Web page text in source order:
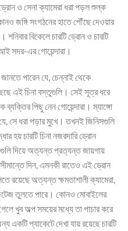
ড্রোন ও সেনা ক্যামেরা ধরা পড়ল শুল্ক
জঙ্গি সংগঠনের হাতে পৌঁছে দেওয়ার
বিকেলে চারটি ড্রোন ও চারটি
সদর-এর গোয়েন্দারা।
পারেন যে, চেন্নাই থেকে
এই চিনা বস্তুগুলি। সেই সূত্র ধরে
পিছু নেন গোয়েন্দারা। ম্যাঙ্গো
সে ধরা পড়ার মুখে। তখনই জিনিসগুলি
হয় চারটি চিনা নজরদারি ড্রোন
দিয়ে অত্যন্ত প্রত্যন্ত জায়গায়
দিন, এমনকী রাতেও এই ড্রোন
রয়েছে অত্যন্ত ক্ষমতাশালী ক্যামেরা,
তুলতে পারে। কোনও মোবাইলের
খুব অল্প সময়ের মধ্যে তা পাচার করে
একটি প্যাকেটে দেখা যায় রয়েছে চারটি